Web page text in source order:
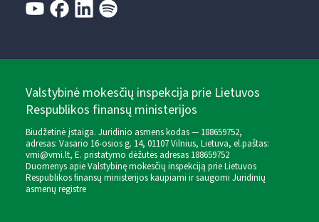
Valstybinė mokesčių inspekcija prie Lietuvos
Respublikos finansų ministerijos
Biudžetinė įstaiga. Juridinio asmens kodas — 188659752,
adresas: Vasario 16-osios g. 14, 01107 Vilnius, Lietuva, el.paštas:
vmi@vmi.lt, E. pristatymo dėžutės adresas 188659752
Duomenys apie Valstybinę mokesčių inspekciją prie Lietuvos
Respublikos finansų ministerijos kaupiami ir saugomi Juridinių
asmenų registre